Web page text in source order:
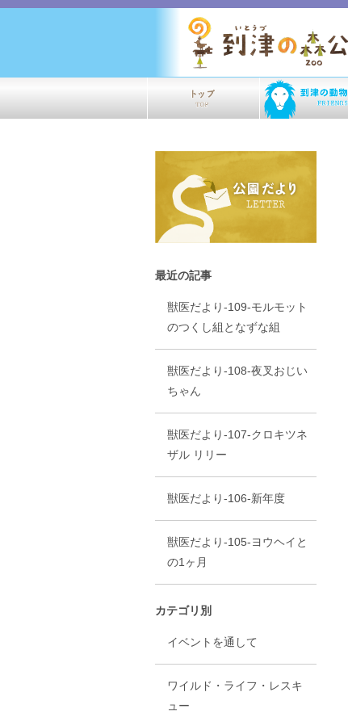
最近の記事
獣医だより-109-モルモット
のつくし組となずな組
獣医だより-108-夜叉おじい
ちゃん
獣医だより-107-クロキツネ
ザル リリー
獣医だより-106-新年度
獣医だより-105-ヨウヘイと
の1ヶ月
カテゴリ別
イベントを通して
ワイルド・ライフ・レスキ
ュー